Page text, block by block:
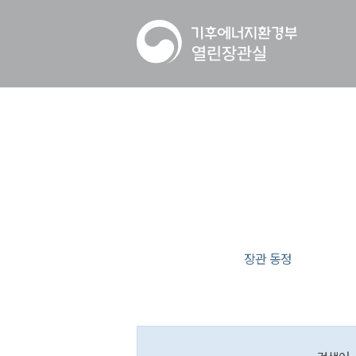
장관 동정